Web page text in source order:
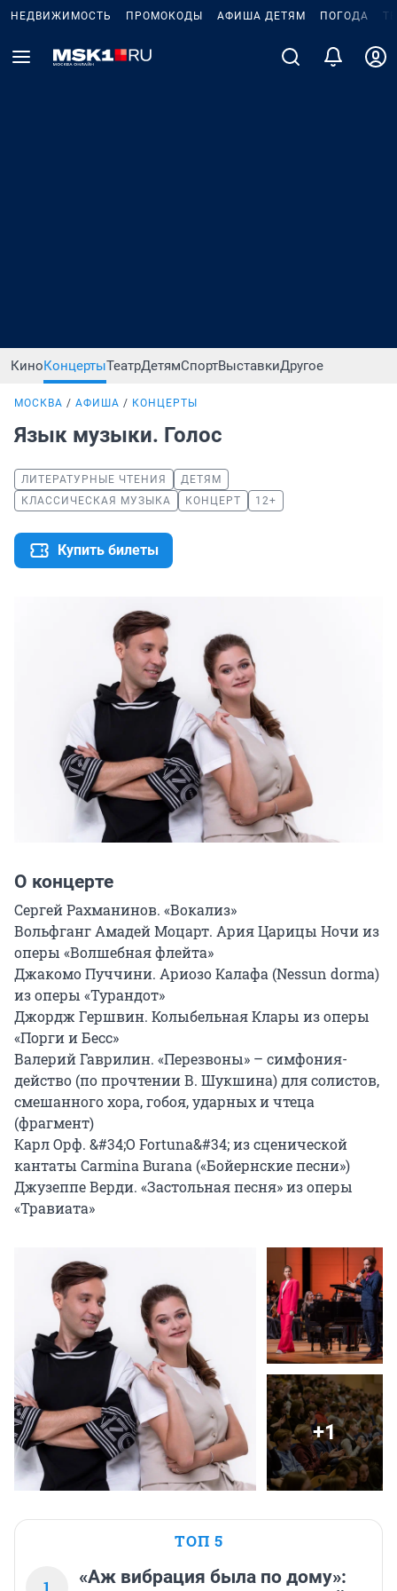
НЕДВИЖИМОСТЬ ПРОМОКОДЫ АФИША ДЕТЯМ ПОГОДА
КиноКонцертыТеатрДетямСпортВыставкиДругое
МОСКВА АФИША КОНЦЕРТЫ
Язык музыки. Голос
ЛИТЕРАТУРНЫЕ ЧТЕНИЯ
ДЕТЯМ
КЛАССИЧЕСКАЯ МУЗЫКА
КОНЦЕРТ 12+
Купить билеты
О концерте
Сергей Рахманинов. «Вокализ»
Вольфганг Амадей Моцарт. Ария Царицы Ночи из
оперы «Волшебная флейта»
Джакомо Пуччини. Ариозо Калафа (Nessun dorma)
из оперы «Турандот»
Джордж Гершвин. Колыбельная Клары из оперы
«Порги и Бесс»
Валерий Гаврилин. «Перезвоны» – симфония-
действо (по прочтении В. Шукшина) для солистов,
смешанного хора, гобоя, ударных и чтеца
(фрагмент)
Карл Орф. &#34;O Fortuna&#34; из сценической
кантаты Carmina Burana («Бойернские песни»)
Джузеппе Верди. «Застольная песня» из оперы
«Травиата»
+1
ТОП 5
1
«Аж вибрация была по дому»: